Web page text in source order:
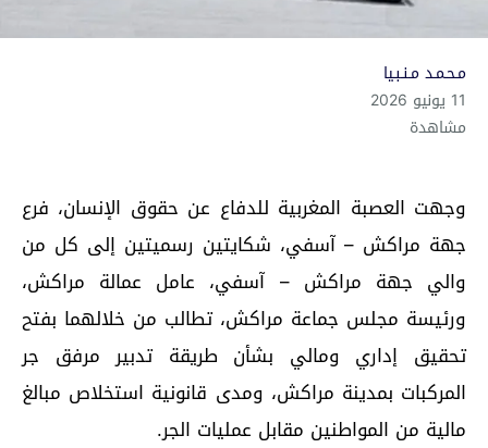
مـحـمـد مـنـبـيا
11 يونيو 2026
مشاهدة
وجهت العصبة المغربية للدفاع عن حقوق الإنسان، فرع
جهة مراكش – آسفي، شكايتين رسميتين إلى كل من
والي جهة مراكش – آسفي، عامل عمالة مراكش،
ورئيسة مجلس جماعة مراكش، تطالب من خلالهما بفتح
تحقيق إداري ومالي بشأن طريقة تدبير مرفق جر
المركبات بمدينة مراكش، ومدى قانونية استخلاص مبالغ
مالية من المواطنين مقابل عمليات الجر.